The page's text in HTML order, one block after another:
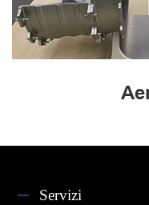
Servizi